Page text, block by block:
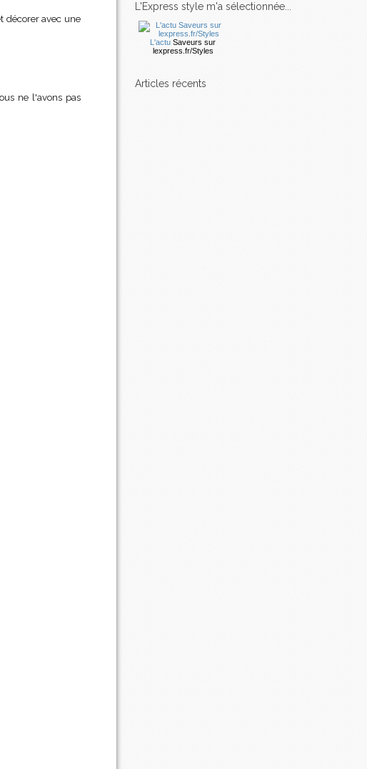
décorer avec une
ne l'avons pas
L'Express style m'a sélectionnée...
L'actu Saveurs sur
lexpress.fr/Styles
articles récents